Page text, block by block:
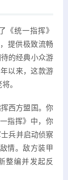
《统一指挥》
提供极致流畅
的经典小众游
以来，这款游
。
西方盟国。你
指挥》中，你
兵并启动侦察
情。敌方装甲
整编并发起反